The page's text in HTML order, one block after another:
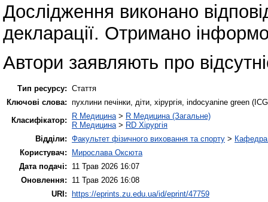
Дослідження виконано
декларації. Отримано
Автори заявляють про
Тип ресурсу: Стаття
Ключові слова: пухлини печінки, діти, хірургія, indocyanine green
Класифікатор:
R Медицина> R Медицина (Загальне)
R Медицина> RD Хірургія
Відділи: Факультет фізичного виховання та спорту > Кафедра
Користувач:
Мирослава Оксюта
Дата подачі:
11 Трав 2026 16:07
Оновлення:
11 Трав 2026 16:08
URI:
https://eprints.zu.edu.ua/id/eprint/47759